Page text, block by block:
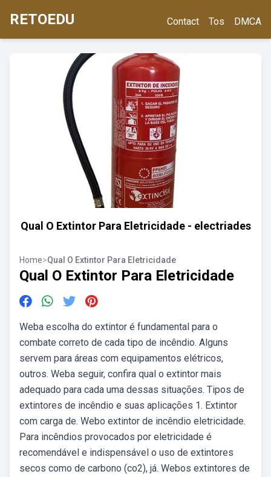
RETOEDU Contact Tos DMCA
Qual O Extintor Para Eletricidade - electriades
Home>Qual O Extintor Para Eletricidade
Qual O Extintor Para Eletricidade
Weba escolha do extintor é fundamental para o
combate correto de cada tipo de incêndio. Alguns
servem para áreas com equipamentos elétricos,
outros. Weba seguir, confira qual o extintor mais
adequado para cada uma dessas situações. Tipos de
extintores de incêndio e suas aplicações 1. Extintor
com carga de. Webo extintor de incêndio eletricidade.
Para incêndios provocados por eletricidade é
recomendável e indispensável o uso de extintores
secos como de carbono (co2), já. Webos extintores de